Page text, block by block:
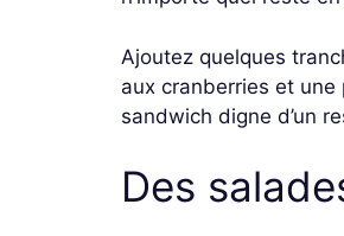
Ajoutez quelques
aux cranberries et
sandwich digne d’un
Des